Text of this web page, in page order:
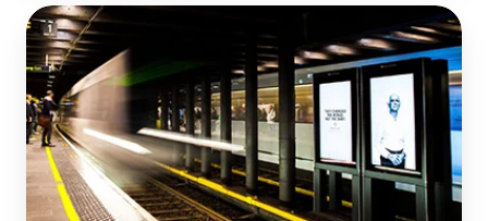
Booster
sa
communication
grâce
à
l'affichage
dynamique